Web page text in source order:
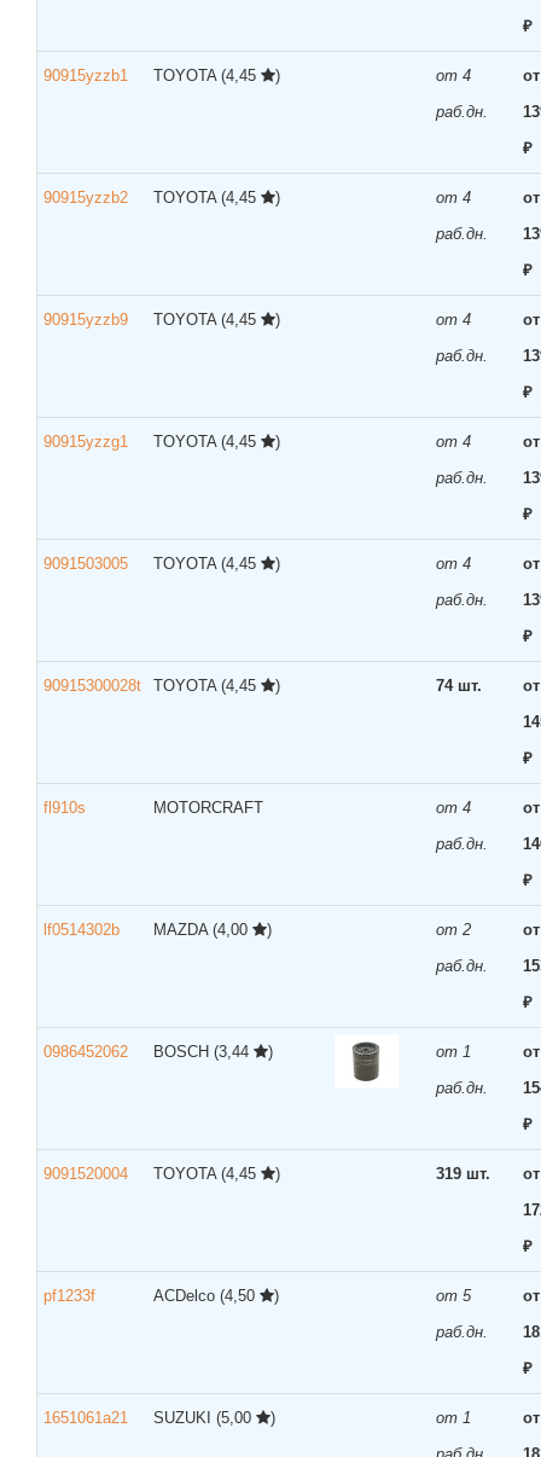
₽
90915yzzb1 TOYOTA (4,45 )
от 4
раб.дн.
от
₽
90915yzzb2 TOYOTA (4,45 )
от 4
раб.дн.
от
₽
90915yzzb9 TOYOTA (4,45 )
от 4
раб.дн.
от
₽
90915yzzg1 TOYOTA (4,45 )
от 4
раб.дн.
от
₽
9091503005 TOYOTA (4,45 )
от 4
раб.дн.
от
₽
90915300028t TOYOTA (4,45 ) 74 шт.
от
₽
fl910s MOTORCRAFT
от 4
раб.дн.
от
₽
lf0514302b MAZDA (4,00 )
от 2
раб.дн.
от
₽
0986452062 BOSCH (3,44 )
от 1
раб.дн.
от
₽
9091520004 TOYOTA (4,45 ) 319 шт.
от
₽
pf1233f ACDelco (4,50 )
от 5
раб.дн.
от
₽
1651061a21 SUZUKI (5,00 )
от 1
от